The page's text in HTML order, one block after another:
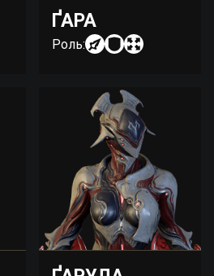
ҐАРА
Роль: